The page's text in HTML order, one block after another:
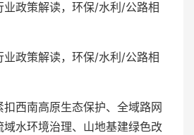
业政策解读，环保/水利/公路相
业政策解读，环保/水利/公路相
西南高原生态保护、全域路网
水环境治理、山地基建绿色改